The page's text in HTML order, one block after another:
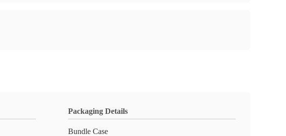
Packaging Details
Bundle Case